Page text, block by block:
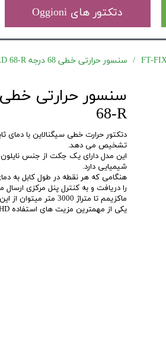
دتکتور های Oggioni
سنسور حرارتی خطی 68 درجه Signaline FT-FIXED 68-R
68-R
تشخیص می دهد.
این مدل دارای یک جکت از جنس نایلون
شیمیایی دارد.
هنگامی که هر نقطه در طول کابل به
را دریافت و به کنترل پنل مرکزی
ماکزیمم تا متراژ 3000 متر میتوان از این دتکتور در هر زون استفاده کرد.
یکی از مهمترین مزیت های استفاده LHD، کاهش چشمگیر فایر های کاذب در سیستم میباشد.